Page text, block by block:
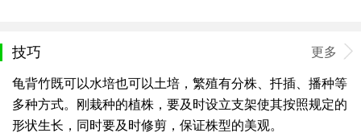
技巧 更多
龟背竹既可以水培也可以土培，繁殖有分株、扦插、播种等
多种方式。刚栽种的植株，要及时设立支架使其按照规定的
形状生长，同时要及时修剪，保证株型的美观。